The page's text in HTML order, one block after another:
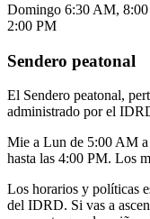
Domingo 6:30 AM,
2:00 PM
Sendero peatonal
El Sendero peatonal,
administrado por el
Mie a Lun de 5:00 AM a
hasta las 4:00 PM. Los
Los horarios y políticas
del IDRD. Si vas a